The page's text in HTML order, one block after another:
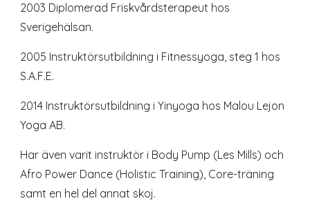
2003 Diplomerad Friskvårdsterapeut hos
Sverigehälsan.
2005 Instruktörsutbildning i Fitnessyoga, steg 1 hos
S.A.F.E.
2014 Instruktörsutbildning i Yinyoga hos Malou Lejon
Yoga AB.
Har även varit instruktör i Body Pump (Les Mills) och
Afro Power Dance (Holistic Training), Core-träning
samt en hel del annat skoj.